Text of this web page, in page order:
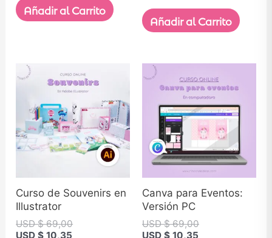
Añadir al Carrito
Añadir al Carrito
Curso de Souvenirs en
Illustrator
USD $69,00
USD $10,35
Canva para Eventos:
Versión PC
USD $69,00
USD $ 10,35